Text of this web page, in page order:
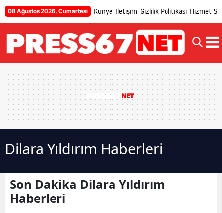
08 Ağustos 2026, Cumartesi Künye İletişim Gizlilik Politikası Hizmet
Dilara Yıldırım Haberleri
Son Dakika Dilara Yıldırım
Haberleri